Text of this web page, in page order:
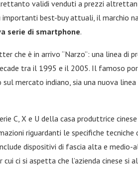
validi venduti a prezzi
best-buy attuali, il marchio
serie di smartphone.
che è in arrivo “Narzo”: una linea di
tra il 1995 e il 2005. Il famoso
mercato indiano, sia una nuova
C, X e U della casa produttrice
riguardanti le specifiche tecniche
dispositivi di fascia alta e medio-
ci si aspetta che l’azienda cinese si